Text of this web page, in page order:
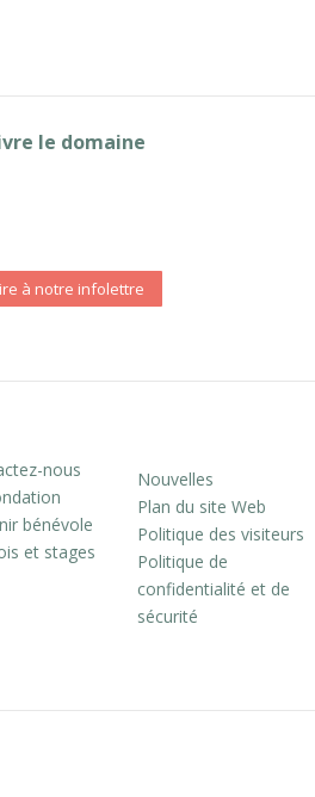
le domaine
à notre infolettre
nous
bénévole
et stages
Nouvelles
Plan du site Web
Politique des visiteurs
Politique de
confidentialité et de
sécurité